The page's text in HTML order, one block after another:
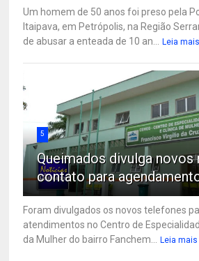
Um homem de 50 anos foi preso pela
Itaipava, em Petrópolis, na Região
de abusar a enteada de 10 an...
Leia mais
5
Queimados divulga novos
contato para
Foram divulgados os novos telefones
atendimentos no Centro de
da Mulher do bairro Fanchem...
Leia mais